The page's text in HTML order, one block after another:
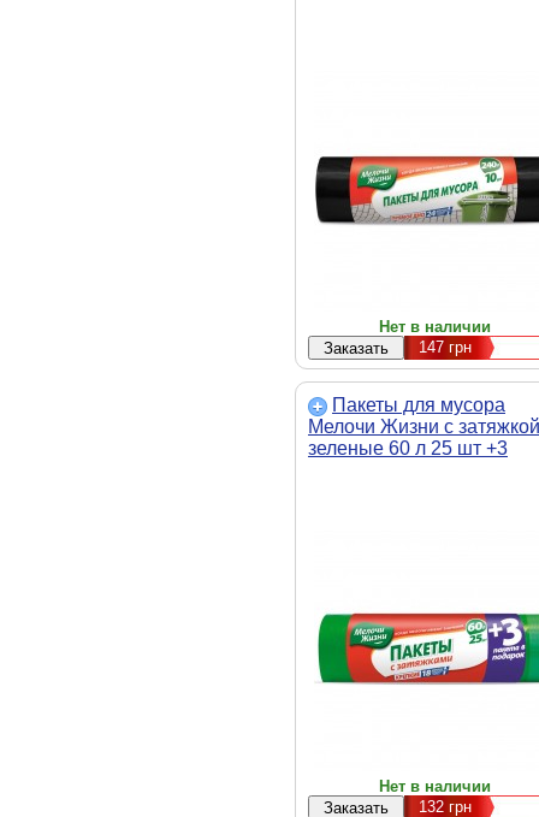
Нет в наличии
147грн
Пакеты для мусора
Мелочи Жизни с затяжкой
зеленые 60 л 25 шт +3
Нет в наличии
132грн